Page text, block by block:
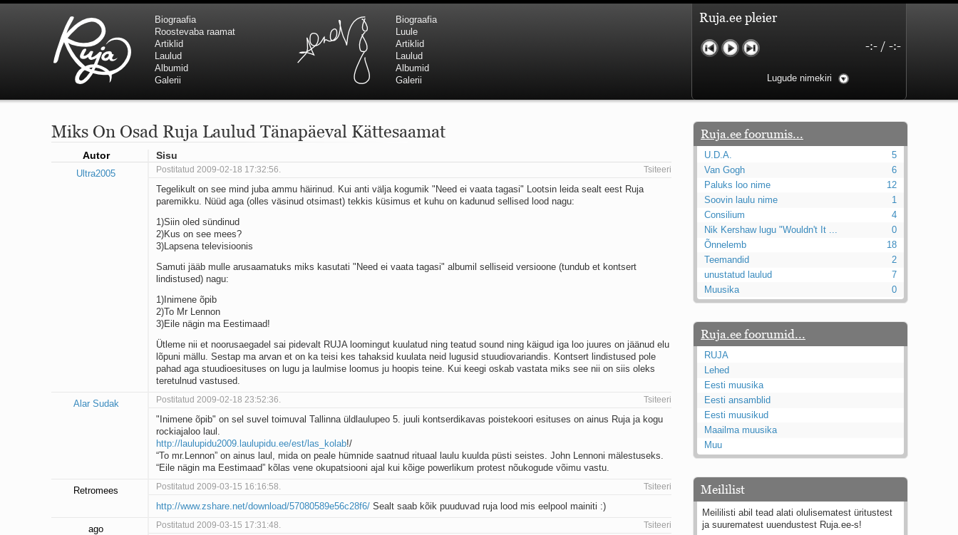
Biograafia
Roostevaba raamat
Artiklid
Laulud
Albumid
Galerii
Biograafia
Luule
Artiklid
Laulud
Albumid
Galerii
Ruja.ee pleier
-:- / -:-
Lugude nimekiri
Miks On Osad Ruja Laulud Tänapäeval Kättesaamat
Autor Sisu
Ultra2005 Postitatud 2009-02-18 17:32:56. Tsiteeri
Tegelikult on see mind juba ammu häirinud. Kui anti välja kogumik "Need ei vaata tagasi" Lootsin leida sealt eest Ruja
paremikku. Nüüd aga (olles väsinud otsimast) tekkis küsimus et kuhu on kadunud sellised lood nagu:
1)Siin oled sündinud
2)Kus on see mees?
3)Lapsena televisioonis
Samuti jääb mulle arusaamatuks miks kasutati "Need ei vaata tagasi" albumil selliseid versioone (tundub et kontsert
lindistused) nagu:
1)Inimene õpib
2)To Mr Lennon
3)Eile nägin ma Eestimaad!
Ütleme nii et noorusaegadel sai pidevalt RUJA loomingut kuulatud ning teatud sound ning käigud iga loo juures on jäänud elu
lõpuni mällu. Sestap ma arvan et on ka teisi kes tahaksid kuulata neid lugusid stuudiovariandis. Kontsert lindistused pole
pahad aga stuudioesituses on lugu ja laulmise loomus ju hoopis teine. Kui keegi oskab vastata miks see nii on siis oleks
teretulnud vastused.
Alar Sudak Postitatud 2009-02-18 23:52:36. Tsiteeri
"Inimene õpib" on sel suvel toimuval Tallinna üldlaulupeo 5. juuli kontserdikavas poistekoori esituses on ainus Ruja ja kogu
rockiajaloo laul.
http://laulupidu2009.laulupidu.ee/est/las_kolab!/
“To mr.Lennon” on ainus laul, mida on peale hümnide saatnud rituaal laulu kuulda püsti seistes. John Lennoni mälestuseks.
“Eile nägin ma Eestimaad” kõlas vene okupatsiooni ajal kui kõige powerlikum protest nõukogude võimu vastu.
Retromees Postitatud 2009-03-15 16:16:58. Tsiteeri
http://www.zshare.net/download/57080589e56c28f6/ Sealt saab kõik puuduvad ruja lood mis eelpool mainiti :)
ago Postitatud 2009-03-15 17:31:48. Tsiteeri
Ruja.ee foorumis...
U.D.A.
5
Van Gogh
6
Paluks loo nime
12
Soovin laulu nime
1
Consilium
4
Nik Kershaw lugu "Wouldn't It ...
0
Õnnelemb
18
Teemandid
2
unustatud laulud
7
Muusika
0
Ruja.ee foorumid...
RUJA
Lehed
Eesti muusika
Eesti ansamblid
Eesti muusikud
Maailma muusika
Muu
Meililist
Meililisti abil tead alati olulisematest üritustest
ja suurematest uuendustest Ruja.ee-s!